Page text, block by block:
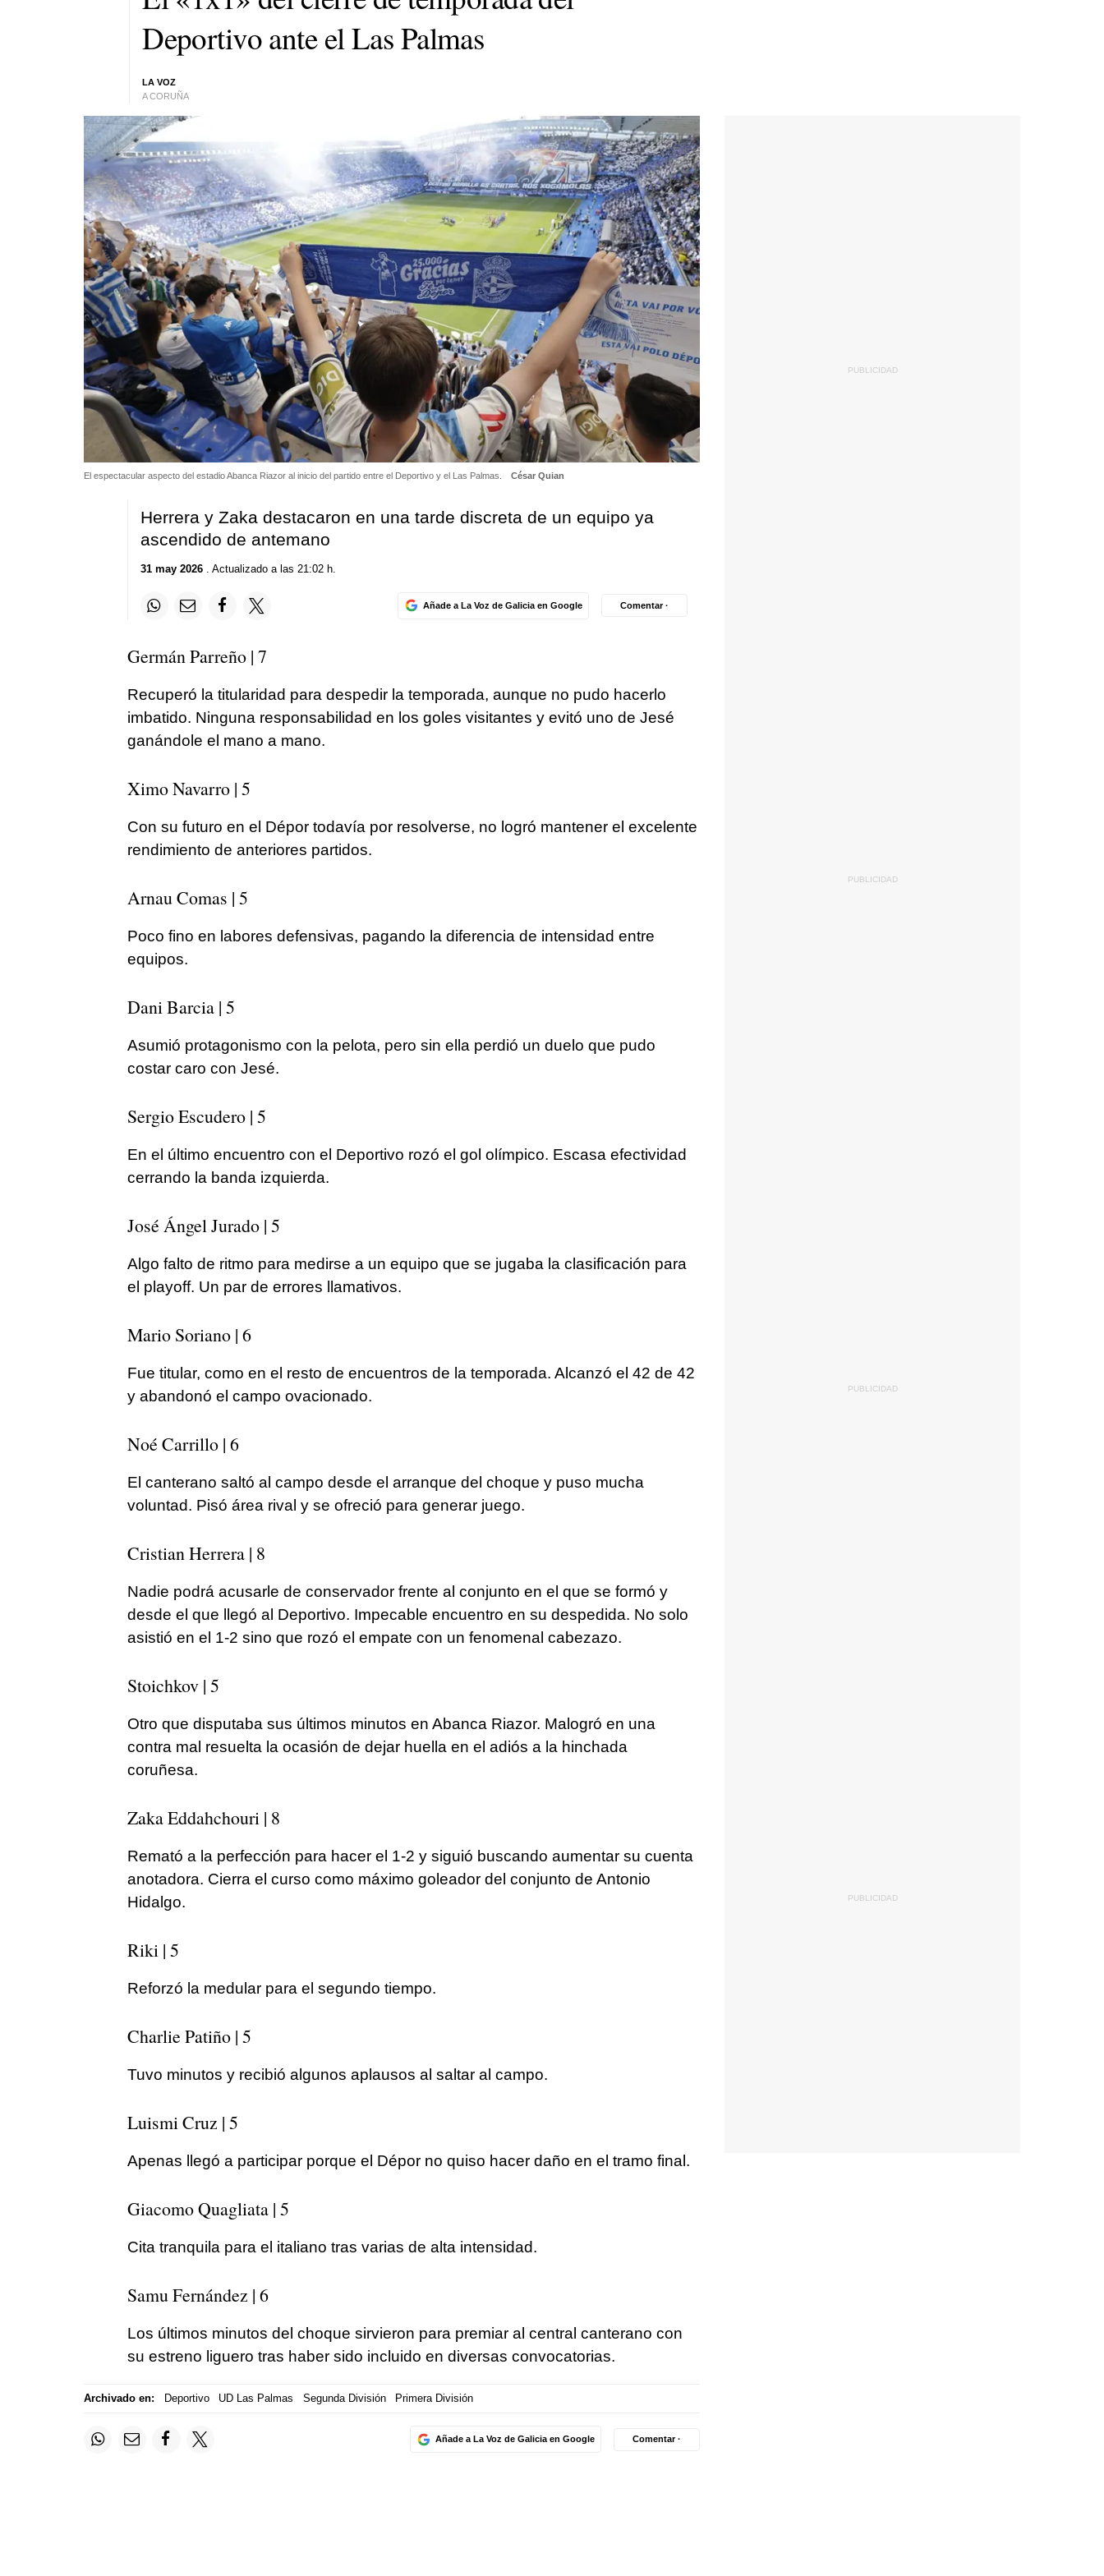
Deportivo ante el Las Palmas
LA VOZ
A CORUÑA
El espectacular aspecto del estadio Abanca Riazor al inicio del partido entre el Deportivo y el Las Palmas. César Quian
Herrera y Zaka destacaron en una tarde discreta de un equipo ya
ascendido de antemano
31 may 2026. Actualizado a las 21:02 h.
Añade a La Voz de Galicia en Google Comentar ·
Germán Parreño | 7
Recuperó la titularidad para despedir la temporada, aunque no pudo hacerlo
imbatido. Ninguna responsabilidad en los goles visitantes y evitó uno de Jesé
ganándole el mano a mano.
Ximo Navarro | 5
Con su futuro en el Dépor todavía por resolverse, no logró mantener el excelente
rendimiento de anteriores partidos.
Arnau Comas | 5
Poco fino en labores defensivas, pagando la diferencia de intensidad entre
equipos.
Dani Barcia | 5
Asumió protagonismo con la pelota, pero sin ella perdió un duelo que pudo
costar caro con Jesé.
Sergio Escudero | 5
En el último encuentro con el Deportivo rozó el gol olímpico. Escasa efectividad
cerrando la banda izquierda.
José Ángel Jurado | 5
Algo falto de ritmo para medirse a un equipo que se jugaba la clasificación para
el playoff. Un par de errores llamativos.
Mario Soriano | 6
Fue titular, como en el resto de encuentros de la temporada. Alcanzó el 42 de 42
y abandonó el campo ovacionado.
Noé Carrillo | 6
El canterano saltó al campo desde el arranque del choque y puso mucha
voluntad. Pisó área rival y se ofreció para generar juego.
Cristian Herrera | 8
Nadie podrá acusarle de conservador frente al conjunto en el que se formó y
desde el que llegó al Deportivo. Impecable encuentro en su despedida. No solo
asistió en el 1-2 sino que rozó el empate con un fenomenal cabezazo.
Stoichkov | 5
Otro que disputaba sus últimos minutos en Abanca Riazor. Malogró en una
contra mal resuelta la ocasión de dejar huella en el adiós a la hinchada
coruñesa.
Zaka Eddahchouri | 8
Remató a la perfección para hacer el 1-2 y siguió buscando aumentar su cuenta
anotadora. Cierra el curso como máximo goleador del conjunto de Antonio
Hidalgo.
Riki | 5
Reforzó la medular para el segundo tiempo.
Charlie Patiño | 5
Tuvo minutos y recibió algunos aplausos al saltar al campo.
Luismi Cruz | 5
Apenas llegó a participar porque el Dépor no quiso hacer daño en el tramo final.
Giacomo Quagliata | 5
Cita tranquila para el italiano tras varias de alta intensidad.
Samu Fernández | 6
Los últimos minutos del choque sirvieron para premiar al central canterano con
su estreno liguero tras haber sido incluido en diversas convocatorias.
Archivado en: Deportivo UD Las Palmas Segunda División Primera División
Añade a La Voz de Galicia en Google Comentar ·